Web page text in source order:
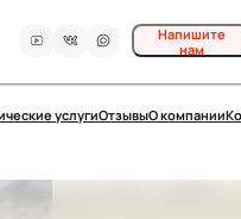
Напишите
нам
услугиОтзывыО компании